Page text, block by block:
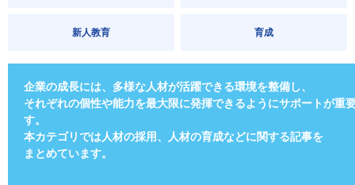
新人教育 育成
企業の成長には、多様な人材が活躍できる環境を整備し、
それぞれの個性や能力を最大限に発揮できるようにサポートが重
す。
本カテゴリでは人材の採用、人材の育成などに関する記事を
まとめています。